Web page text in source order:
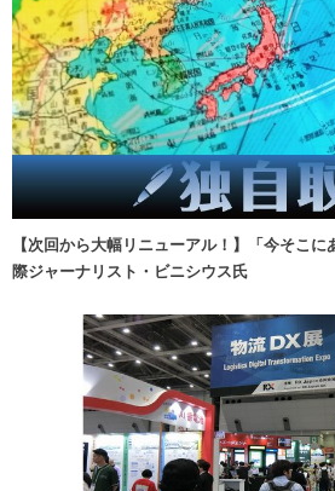
【次回から大幅リニューアル！】「今そこ
際ジャーナリスト・ビニシウス氏